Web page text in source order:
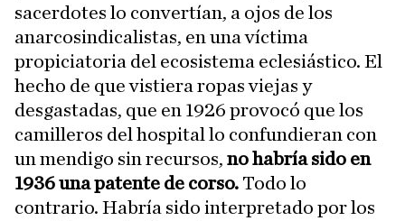
sacerdotes lo convertían, a ojos de los
anarcosindicalistas, en una víctima
propiciatoria del ecosistema eclesiástico. El
hecho de que vistiera ropas viejas y
desgastadas, que en 1926 provocó que los
camilleros del hospital lo confundieran con
un mendigo sin recursos, no habría sido en
1936 una patente de corso. Todo lo
contrario. Habría sido interpretado por los